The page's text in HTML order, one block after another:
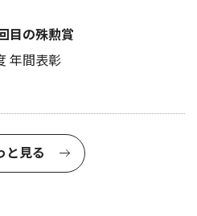
目の殊勲賞
年間表彰
と見る